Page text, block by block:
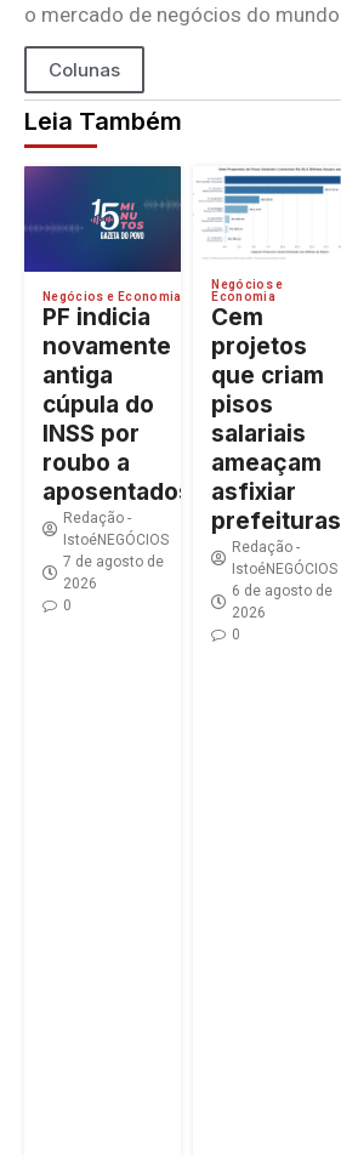
o mercado de negócios do mundo.
Colunas
Leia Também
Negócios e Economia
PF indicia
novamente
antiga
cúpula do
INSS por
roubo a
aposentados
Redação -
IstoéNEGÓCIOS
7 de agosto de
2026
0
Negócios e
Economia
Cem
projetos
que criam
pisos
salariais
ameaçam
asfixiar
prefeituras
Redação -
IstoéNEGÓCIOS
6 de agosto de
2026
0